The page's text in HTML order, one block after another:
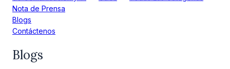
Nota de Prensa
Blogs
Contáctenos
Blogs